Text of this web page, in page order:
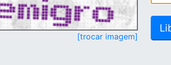
[trocar imagem]